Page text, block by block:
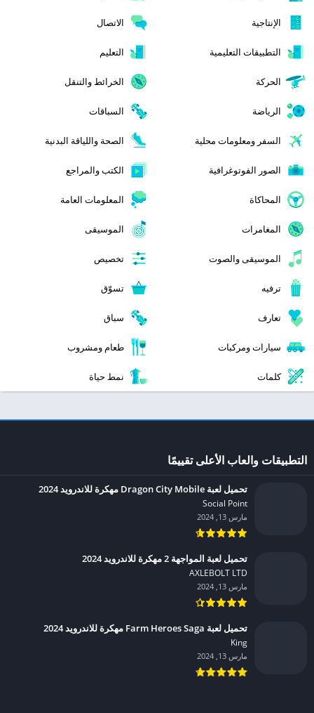
الإنتاجية الاتصال
التطبيقات التعليمية التعليم
الحركة الخرائط والتنقل
الرياضة السباقات
السفر ومعلومات محلية الصحة واللياقة البدنية
الصور الفوتوغرافية الكتب والمراجع
المحاكاة المعلومات العامة
المغامرات الموسيقى
الموسيقى والصوت تخصيص
ترفيه تسوّق
تعارف سباق
سيارات ومركبات طعام ومشروب
كلمات نمط حياة
التطبيقات والعاب الأعلى تقييمًا
تحميل لعبة Dragon City Mobile مهكرة للاندرويد 2024
Social Point‏
مارس 13, 2024
تحميل لعبة المواجهة 2 مهكرة للاندرويد 2024
AXLEBOLT LTD‏
مارس 13, 2024
تحميل لعبة Farm Heroes Saga مهكرة للاندرويد 2024
King‏
مارس 13, 2024